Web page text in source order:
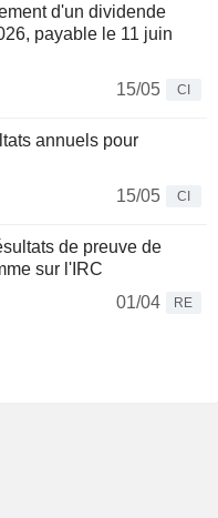
d'un dividende
payable le 11 juin
15/05
CI
annuels pour
15/05
CI
de preuve de
sur l'IRC
01/04
RE